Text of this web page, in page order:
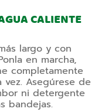
CALIENTE
largo y con
en marcha,
completamente
Asegúrese de
ni detergente
bandejas.